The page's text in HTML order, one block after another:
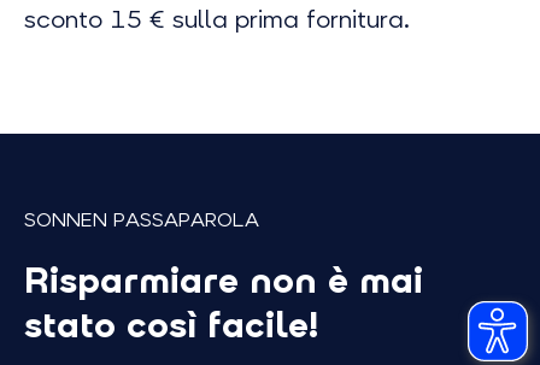
sconto 15 € sulla prima fornitura.
SONNEN PASSAPAROLA
Risparmiare non è mai
stato così facile!